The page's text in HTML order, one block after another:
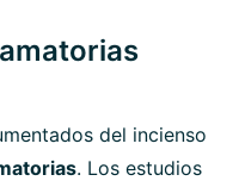
del incienso
. Los estudios